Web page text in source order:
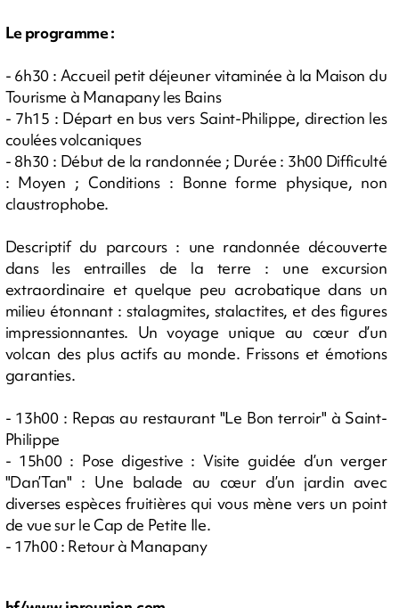
Le programme :
- 6h30 : Accueil petit déjeuner vitaminée à la Maison du
Tourisme à Manapany les Bains
- 7h15 : Départ en bus vers Saint-Philippe, direction les
coulées volcaniques
- 8h30 : Début de la randonnée ; Durée : 3h00 Difficulté
: Moyen ; Conditions : Bonne forme physique, non
claustrophobe.
Descriptif du parcours : une randonnée découverte
dans les entrailles de la terre : une excursion
extraordinaire et quelque peu acrobatique dans un
milieu étonnant : stalagmites, stalactites, et des figures
impressionnantes. Un voyage unique au cœur d’un
volcan des plus actifs au monde. Frissons et émotions
garanties.
- 13h00 : Repas au restaurant "Le Bon terroir" à Saint-
Philippe
- 15h00 : Pose digestive : Visite guidée d’un verger
"Dan’Tan" : Une balade au cœur d’un jardin avec
diverses espèces fruitières qui vous mène vers un point
de vue sur le Cap de Petite Ile.
- 17h00 : Retour à Manapany